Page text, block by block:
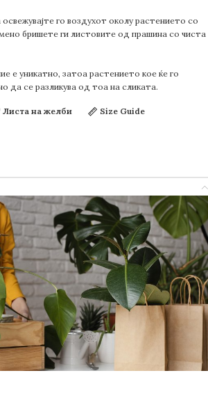
го воздухот околу растението со
бришете ги листовите од прашина со чиста
е уникатно, затоа растението кое ќе го
да се разликува од тоа на сликата.
Листа на желби Size Guide